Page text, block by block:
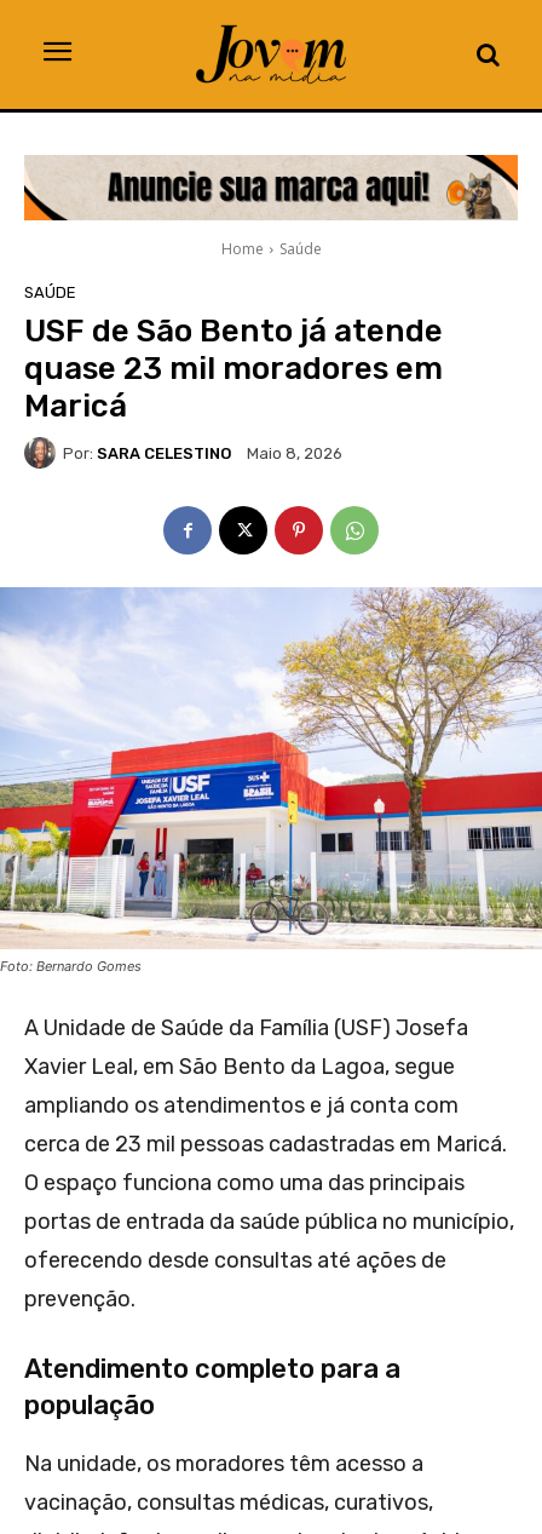
Home Saúde
SAÚDE
USF de São Bento já atende
quase 23 mil moradores em
Maricá
Por: SARA CELESTINO Maio 8, 2026
Foto: Bernardo Gomes
A Unidade de Saúde da Família (USF) Josefa
Xavier Leal, em São Bento da Lagoa, segue
ampliando os atendimentos e já conta com
cerca de 23 mil pessoas cadastradas em Maricá.
O espaço funciona como uma das principais
portas de entrada da saúde pública no município,
oferecendo desde consultas até ações de
prevenção.
Atendimento completo para a
população
Na unidade, os moradores têm acesso a
vacinação, consultas médicas, curativos,